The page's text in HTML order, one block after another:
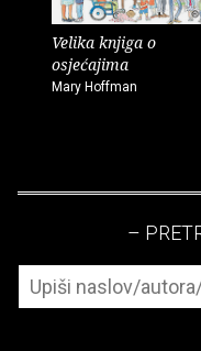
Velika knjiga o
osjećajima
Mary Hoffman
–